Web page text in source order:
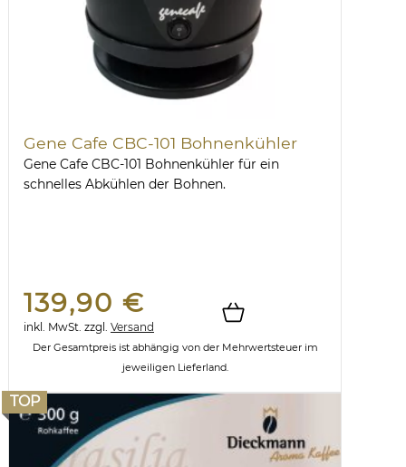
Gene Cafe CBC-101 Bohnenkühler
Gene Cafe CBC-101 Bohnenkühler für ein
schnelles Abkühlen der Bohnen.
139,90 €
inkl. MwSt. zzgl. Versand
Der Gesamtpreis ist abhängig von der Mehrwertsteuer im
jeweiligen Lieferland.
TOP